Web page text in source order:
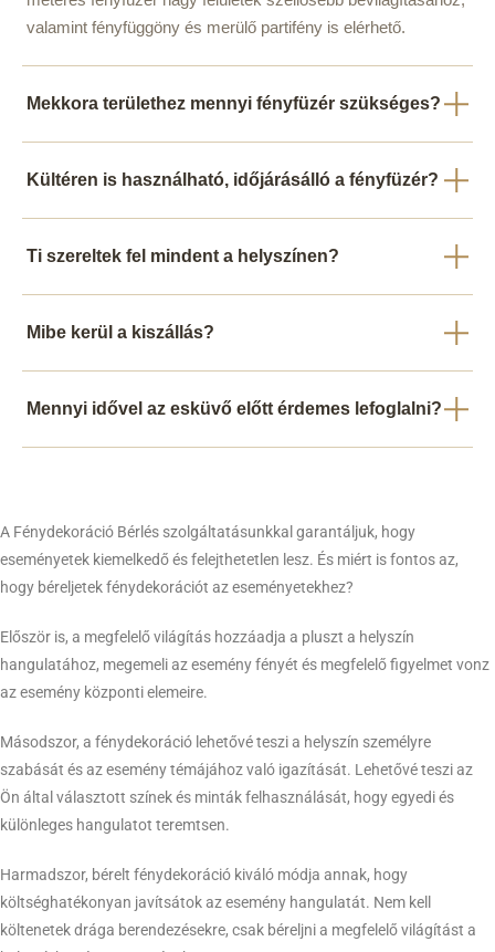
valamint fényfüggöny és merülő partifény is elérhető.
Mekkora területhez mennyi fényfüzér szükséges?
Kültéren is használható, időjárásálló a fényfüzér?
Ti szereltek fel mindent a helyszínen?
Mibe kerül a kiszállás?
Mennyi idővel az esküvő előtt érdemes lefoglalni?
A Fénydekoráció Bérlés szolgáltatásunkkal garantáljuk, hogy
eseményetek kiemelkedő és felejthetetlen lesz. És miért is fontos az,
hogy béreljetek fénydekorációt az eseményetekhez?
Először is, a megfelelő világítás hozzáadja a pluszt a helyszín
hangulatához, megemeli az esemény fényét és megfelelő figyelmet vonz
az esemény központi elemeire.
Másodszor, a fénydekoráció lehetővé teszi a helyszín személyre
szabását és az esemény témájához való igazítását. Lehetővé teszi az
Ön által választott színek és minták felhasználását, hogy egyedi és
különleges hangulatot teremtsen.
Harmadszor, bérelt fénydekoráció kiváló módja annak, hogy
költséghatékonyan javítsátok az esemény hangulatát. Nem kell
költenetek drága berendezésekre, csak béreljni a megfelelő világítást a